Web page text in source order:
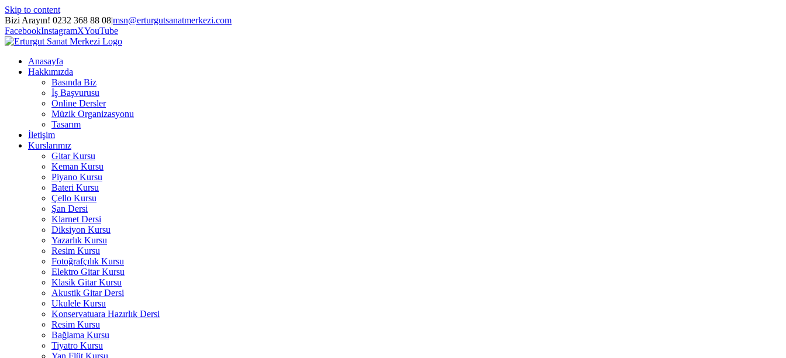
Skip to content
Bizi Arayın! 0232 368 88 08|msn@erturgutsanatmerkezi.com
FacebookInstagramXYouTube
Anasayfa
Hakkımızda
Basında Biz
İş Başvurusu
Online Dersler
Müzik Organizasyonu
Tasarım
İletişim
Kurslarımız
Gitar Kursu
Keman Kursu
Piyano Kursu
Bateri Kursu
Çello Kursu
Şan Dersi
Klarnet Dersi
Diksiyon Kursu
Yazarlık Kursu
Resim Kursu
Fotoğrafçılık Kursu
Elektro Gitar Kursu
Klasik Gitar Kursu
Akustik Gitar Dersi
Ukulele Kursu
Konservatuara Hazırlık Dersi
Resim Kursu
Bağlama Kursu
Tiyatro Kursu
Yan Flüt Kursu